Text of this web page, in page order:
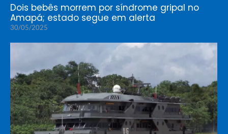
Dois bebês morrem por síndrome gripal no
Amapá; estado segue em alerta
30/05/2025